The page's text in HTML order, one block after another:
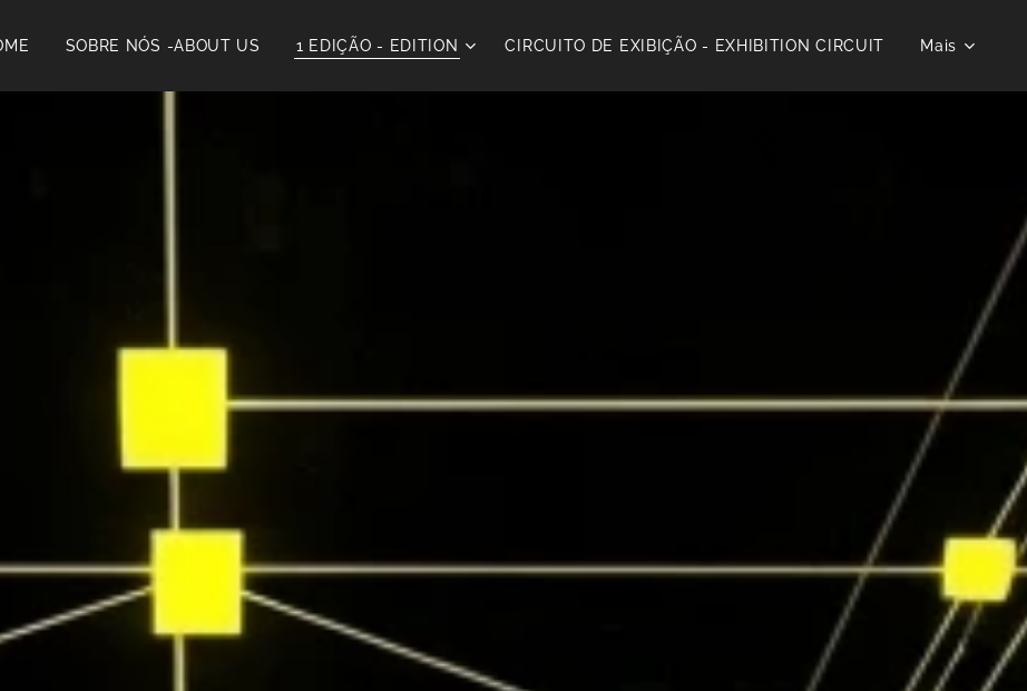
SOBRE NÓS -ABOUT US 1 EDIÇÃO - EDITION CIRCUITO DE EXIBIÇÃO - EXHIBITION CIRCUIT Mais